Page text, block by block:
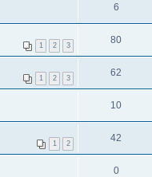
6
1 2 3 80
1 2 3 62
10
1 2 42
0